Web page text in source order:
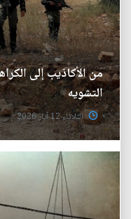
من الأكاذيب إلى
التشويه
الثلاثاء 12 آيار 2026